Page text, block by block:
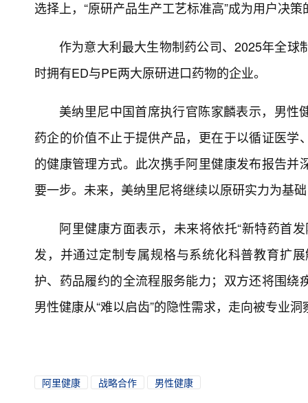
选择上，“原研产品生产工艺标准高”成为用户决
作为意大利最大生物制药公司、2025年全
时拥有ED与PE两大原研进口药物的企业。
美纳里尼中国首席执行官陈家麟表示，男
药企的价值不止于提供产品，更在于以循证医
的健康管理方式。此次携手阿里健康发布报告
要一步。未来，美纳里尼将继续以原研实力为基
阿里健康方面表示，未来将依托“新特药首
发，并通过定制专属规格与系统化科普教育扩
护、药品履约的全流程服务能力；双方还将围
男性健康从“难以启齿”的隐性需求，走向被专业
阿里健康 战略合作 男性健康